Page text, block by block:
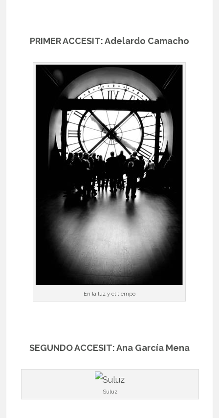
PRIMER ACCESIT: Adelardo Camacho
En la luz y el tiempo
SEGUNDO ACCESIT: Ana García Mena
Suluz